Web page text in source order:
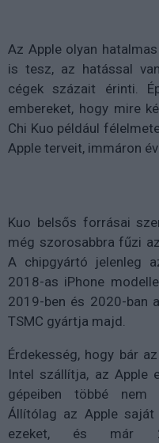
Az Apple olyan
is tesz, az hatással
cégek százait érinti.
embereket, hogy mire
Chi Kuo például
Apple terveit, immáron
Kuo belsős forrásai
még szorosabbra fűzi
A chipgyártó jelenleg
2018-as iPhone
2019-ben és 2020-ban
TSMC gyártja majd.
Érdekesség, hogy bár
Intel szállítja, az Apple
gépeiben többé nem
Állítólag az Apple saját
ezeket, és már